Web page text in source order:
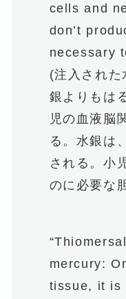
cells and
don’t
necessary
(注入された
銀よりもは
児の血液脳
る。水銀は
される。小
のに必要な
mercury:
tissue, it is